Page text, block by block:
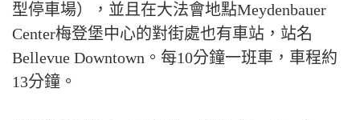
型停車場），並且在大法會地點Meydenbauer
Center梅登堡中心的對街處也有車站，站名
Bellevue Downtown。每10分鐘一班車，車程約
13分鐘。